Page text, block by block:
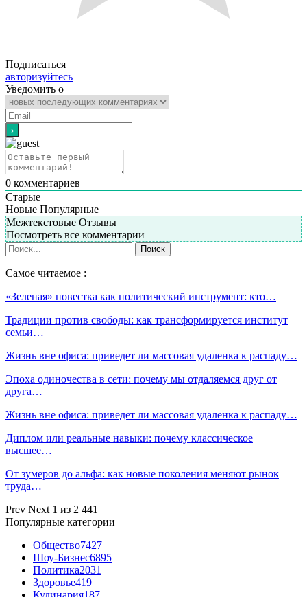
Подписаться
авторизуйтесь
Уведомить о
0 комментариев
Старые
Новые Популярные
Межтекстовые Отзывы
Посмотреть все комментарии
Самое читаемое :
«Зеленая» повестка как политический инструмент: кто…
Традиции против свободы: как трансформируется институт
семьи…
Жизнь вне офиса: приведет ли массовая удаленка к распаду…
Эпоха одиночества в сети: почему мы отдаляемся друг от
друга…
Жизнь вне офиса: приведет ли массовая удаленка к распаду…
Диплом или реальные навыки: почему классическое
высшее…
От зумеров до альфа: как новые поколения меняют рынок
труда…
Prev Next 1 из 2 441
Популярные категории
Общество7427
Шоу-Бизнес6895
Политика2031
Здоровье419
Кулинария187